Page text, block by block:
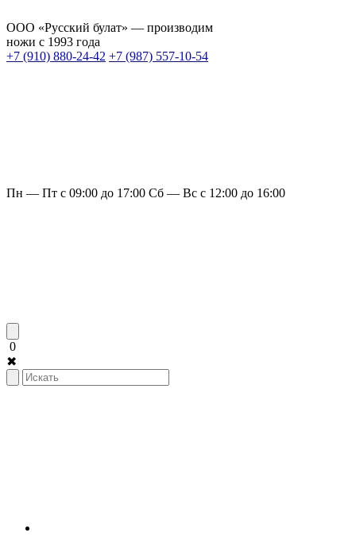
ООО «Русский булат» — производим
ножи с 1993 года
+7 (910) 880-24-42 +7 (987) 557-10-54
Пн — Пт с 09:00 до 17:00 Сб — Вс с 12:00 до 16:00
0
✖